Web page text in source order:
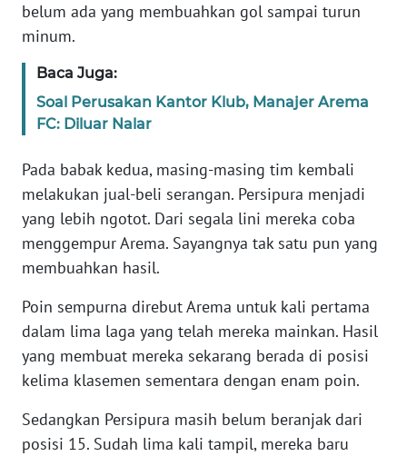
belum ada yang membuahkan gol sampai turun
minum.
Baca Juga:
Soal Perusakan Kantor Klub, Manajer Arema
FC: Diluar Nalar
Pada babak kedua, masing-masing tim kembali
melakukan jual-beli serangan. Persipura menjadi
yang lebih ngotot. Dari segala lini mereka coba
menggempur Arema. Sayangnya tak satu pun yang
membuahkan hasil.
Poin sempurna direbut Arema untuk kali pertama
dalam lima laga yang telah mereka mainkan. Hasil
yang membuat mereka sekarang berada di posisi
kelima klasemen sementara dengan enam poin.
Sedangkan Persipura masih belum beranjak dari
posisi 15. Sudah lima kali tampil, mereka baru
Wahana
News
WN
SUMUT
WN
JAKARTA
WN
JABAR
WN
BANTEN
WN
NTT
WN